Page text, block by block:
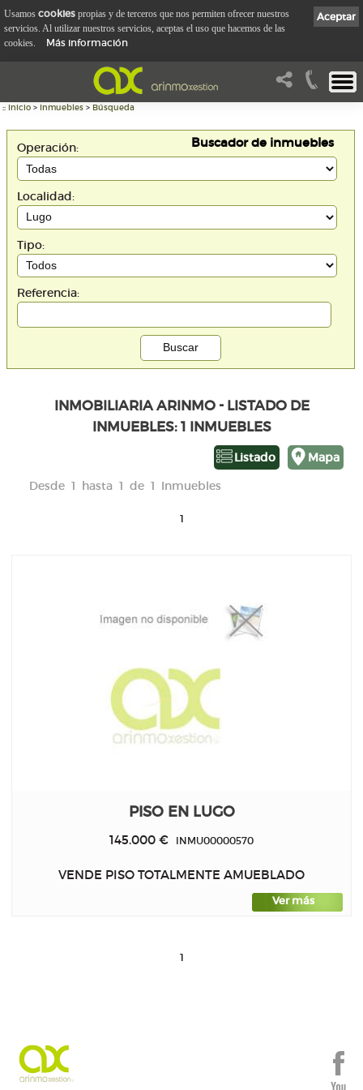
:: Inicio > Inmuebles > Búsqueda
Buscador de inmuebles
Operación:
Localidad:
Tipo:
Referencia:
INMOBILIARIA ARINMO - LISTADO DE
INMUEBLES: 1 INMUEBLES
Mapa
Listado
Desde 1 hasta 1 de 1 Inmuebles
1
PISO EN LUGO
145.000 € INMU00000570
VENDE PISO TOTALMENTE AMUEBLADO
Ver más
1
Aceptar
Usamos cookies propias y de terceros que nos permiten ofrecer nuestros
servicios. Al utilizar nuestros servicios, aceptas el uso que hacemos de las
cookies.
Más información